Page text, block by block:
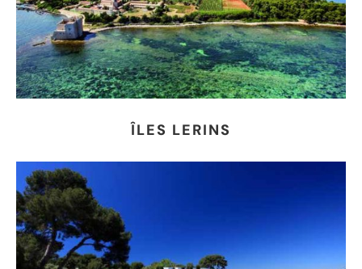
ÎLES LERINS